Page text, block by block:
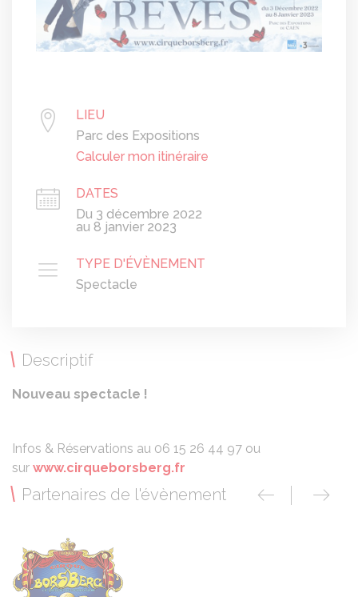
LIEU
Parc des Expositions
Calculer mon itinéraire
DATES
Du 3 décembre 2022
au 8 janvier 2023
TYPE D'ÉVÈNEMENT
Spectacle
Descriptif
Nouveau spectacle !
Infos & Réservations au 06 15 26 44 97 ou
sur www.cirqueborsberg.fr
Partenaires de l'évènement